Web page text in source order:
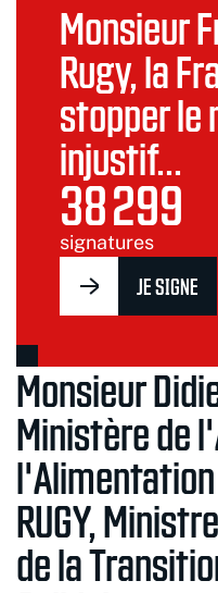
Monsieur
Rugy, la
stopper le
injustif…
38 299
signatures
JE SIGNE
Monsieur
Ministère de
l'Alimentation
RUGY,
de la